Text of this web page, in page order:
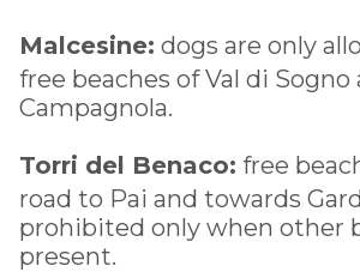
Malcesine: dogs are only
free beaches of Val di Sogno
Campagnola.
Torri del Benaco: free
road to Pai and towards
prohibited only when other
present.